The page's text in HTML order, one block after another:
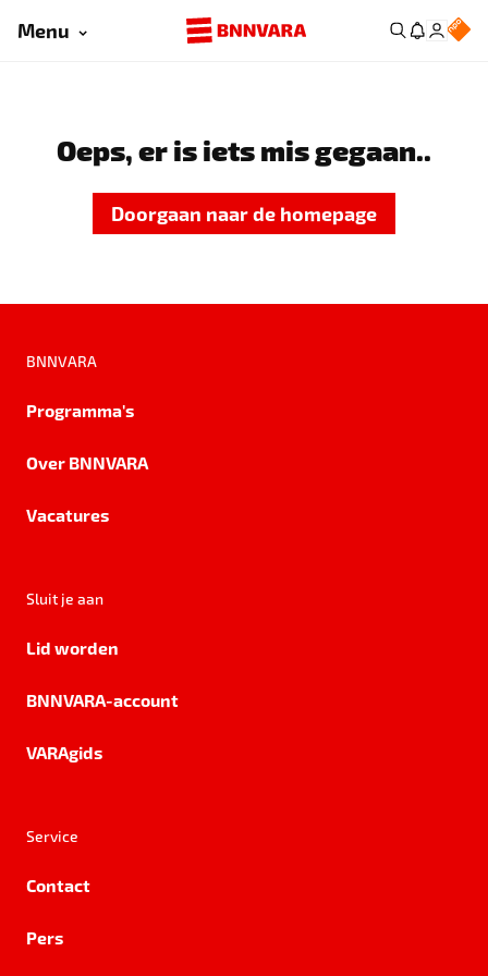
Menu
Oeps, er is iets mis gegaan..
Doorgaan naar de homepage
BNNVARA
Programma's
Over BNNVARA
Vacatures
Sluit je aan
Lid worden
BNNVARA-account
VARAgids
Service
Contact
Pers